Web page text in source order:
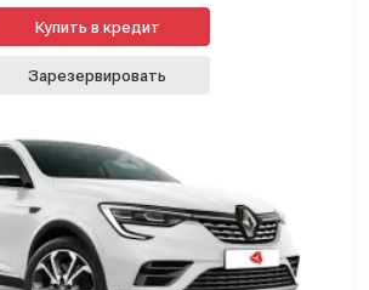
Купить в кредит
Зарезервировать